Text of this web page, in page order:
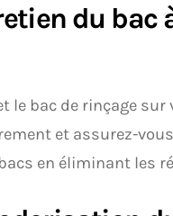
du bac
le bac de rinçage
et assurez-
en éliminant les